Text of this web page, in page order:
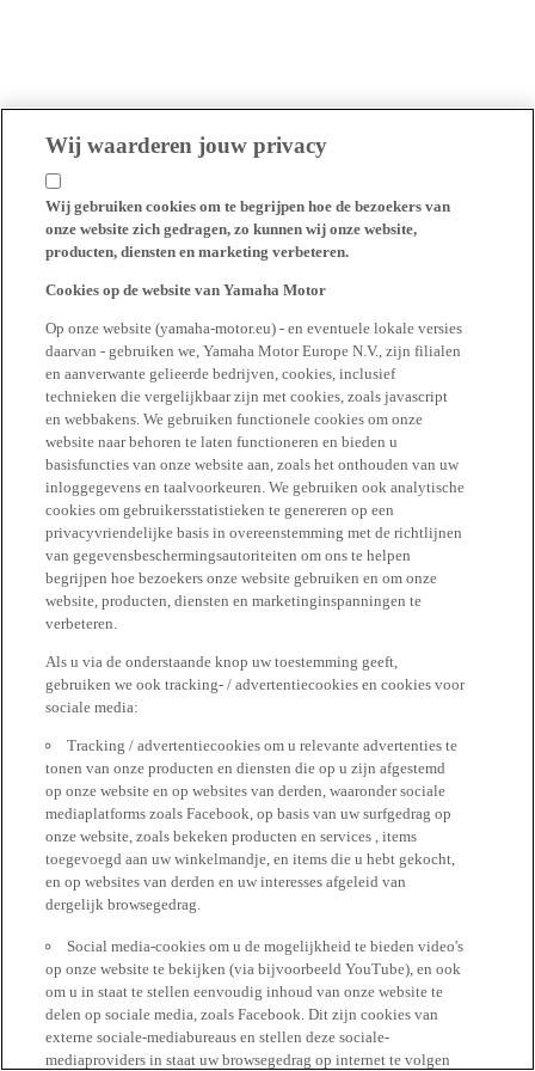
Wij waarderen jouw privacy
Wij gebruiken cookies om te begrijpen hoe de bezoekers van
onze website zich gedragen, zo kunnen wij onze website,
producten, diensten en marketing verbeteren.
Cookies op de website van Yamaha Motor
Op onze website (yamaha-motor.eu) - en eventuele lokale versies
daarvan - gebruiken we, Yamaha Motor Europe N.V., zijn filialen
en aanverwante gelieerde bedrijven, cookies, inclusief
technieken die vergelijkbaar zijn met cookies, zoals javascript
en webbakens. We gebruiken functionele cookies om onze
website naar behoren te laten functioneren en bieden u
basisfuncties van onze website aan, zoals het onthouden van uw
inloggegevens en taalvoorkeuren. We gebruiken ook analytische
cookies om gebruikersstatistieken te genereren op een
privacyvriendelijke basis in overeenstemming met de richtlijnen
van gegevensbeschermingsautoriteiten om ons te helpen
begrijpen hoe bezoekers onze website gebruiken en om onze
website, producten, diensten en marketinginspanningen te
verbeteren.
Als u via de onderstaande knop uw toestemming geeft,
gebruiken we ook tracking- / advertentiecookies en cookies voor
sociale media:
Tracking / advertentiecookies om u relevante advertenties te
tonen van onze producten en diensten die op u zijn afgestemd
op onze website en op websites van derden, waaronder sociale
mediaplatforms zoals Facebook, op basis van uw surfgedrag op
onze website, zoals bekeken producten en services , items
toegevoegd aan uw winkelmandje, en items die u hebt gekocht,
en op websites van derden en uw interesses afgeleid van
dergelijk browsegedrag.
Social media-cookies om u de mogelijkheid te bieden video's
op onze website te bekijken (via bijvoorbeeld YouTube), en ook
om u in staat te stellen eenvoudig inhoud van onze website te
delen op sociale media, zoals Facebook. Dit zijn cookies van
externe sociale-mediabureaus en stellen deze sociale-
mediaproviders in staat uw browsegedrag op internet te volgen